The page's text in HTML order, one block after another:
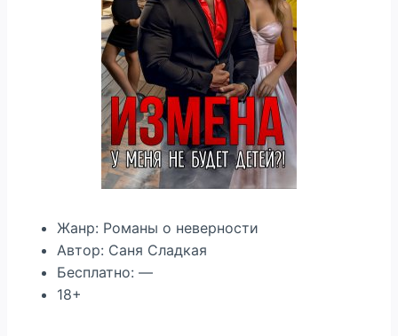
Жанр: Романы о неверности
Автор: Саня Сладкая
Бесплатно: —
18+